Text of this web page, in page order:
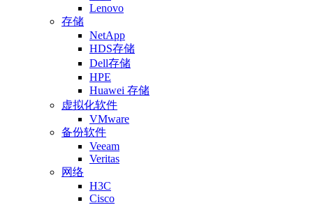
Lenovo
存储
NetApp
HDS存储
Dell存储
HPE
Huawei 存储
虚拟化软件
VMware
备份软件
Veeam
Veritas
网络
H3C
Cisco